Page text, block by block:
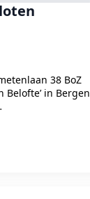
38 BoZ
Belofte’ in Bergen